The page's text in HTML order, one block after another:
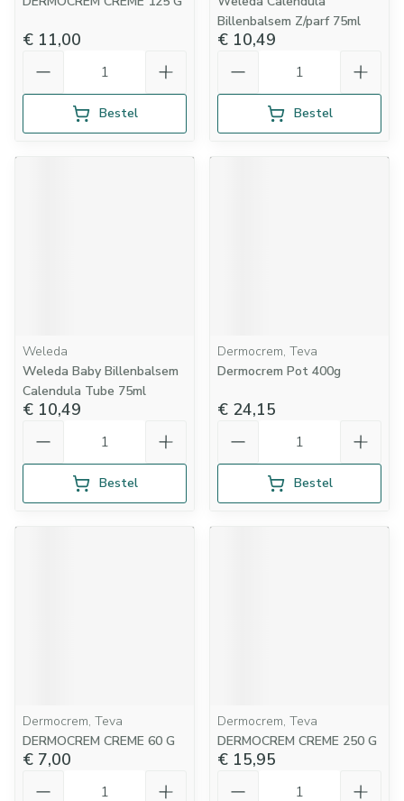
€ 11,00
Bestel
Billenbalsem Z/parf 75ml
€ 10,49
Bestel
Weleda
Weleda Baby Billenbalsem
Calendula Tube 75ml
€ 10,49
Bestel
Dermocrem, Teva
Dermocrem Pot 400g
€ 24,15
Bestel
Dermocrem, Teva
DERMOCREM CREME 60 G
€ 7,00
Dermocrem, Teva
DERMOCREM CREME 250 G
€ 15,95